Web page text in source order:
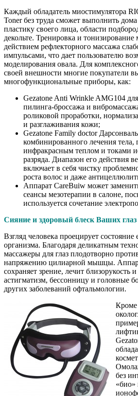
Каждый обладатель миостимулятора
Toner без труда сможет выполнить
пластику своего лица, области
декольте. Тренировка и
действием рефлекторного массажа
импульсами, что дает пользователю
моделирования овала. Для
своей внешности многие покупатели
многофункциональные приборы, как:
Gezatone Anti Wrinkle AMG104
пилинга-броссажа и
роликовой проработки,
и разглаживания кожи;
Gezatone Family doctor
комбинированного лечения тела,
инфракрасным теплом и токами
разряда. Диапазон его действия
включает в себя чистку
роста волос и даже
Аппарат CareBuiw может
сеансы мезотерапии в салоне,
используется сочетание
Сияние и здоровый блеск Ваших глаз
Взгляд человека проецирует
организма. Благодаря деликатным
массажеры для глаз плодотворно
напряжению цилиарной мышцы.
сохраняет зрение, лечит близорукость
астигматизм, бессонницу и головные
других заболеваний офтальмологии.
Кроме
без
«био»